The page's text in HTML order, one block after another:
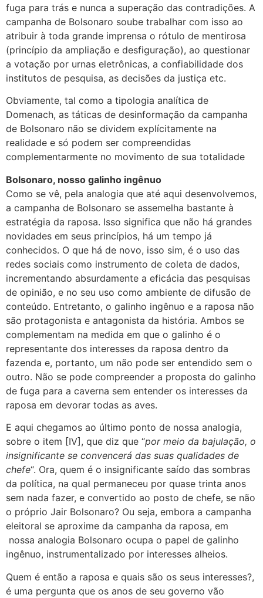
fuga para trás e nunca a superação das contradições. A
campanha de Bolsonaro soube trabalhar com isso ao
atribuir à toda grande imprensa o rótulo de mentirosa
(princípio da ampliação e desfiguração), ao questionar
a votação por urnas eletrônicas, a confiabilidade dos
institutos de pesquisa, as decisões da justiça etc.
Obviamente, tal como a tipologia analítica de
Domenach, as táticas de desinformação da campanha
de Bolsonaro não se dividem explícitamente na
realidade e só podem ser compreendidas
complementarmente no movimento de sua totalidade
Bolsonaro, nosso galinho ingênuo
Como se vê, pela analogia que até aqui desenvolvemos,
a campanha de Bolsonaro se assemelha bastante à
estratégia da raposa. Isso significa que não há grandes
novidades em seus princípios, há um tempo já
conhecidos. O que há de novo, isso sim, é o uso das
redes sociais como instrumento de coleta de dados,
incrementando absurdamente a eficácia das pesquisas
de opinião, e no seu uso como ambiente de difusão de
conteúdo. Entretanto, o galinho ingênuo e a raposa não
são protagonista e antagonista da história. Ambos se
complementam na medida em que o galinho é o
representante dos interesses da raposa dentro da
fazenda e, portanto, um não pode ser entendido sem o
outro. Não se pode compreender a proposta do galinho
de fuga para a caverna sem entender os interesses da
raposa em devorar todas as aves.
E aqui chegamos ao último ponto de nossa analogia,
sobre o item [IV], que diz que “por meio da bajulação, o
insignificante se convencerá das suas qualidades de
chefe“. Ora, quem é o insignificante saído das sombras
da política, na qual permaneceu por quase trinta anos
sem nada fazer, e convertido ao posto de chefe, se não
o próprio Jair Bolsonaro? Ou seja, embora a campanha
eleitoral se aproxime da campanha da raposa, em
nossa analogia Bolsonaro ocupa o papel de galinho
ingênuo, instrumentalizado por interesses alheios.
Quem é então a raposa e quais são os seus interesses?,
é uma pergunta que os anos de seu governo vão